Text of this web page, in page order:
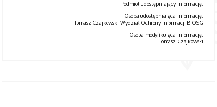
Podmiot udostępniający informację:
Osoba udostępniająca informację:
Tomasz Czajkowski Wydział Ochrony Informacji BiOSG
Osoba modyfikująca informację:
Tomasz Czajkowski